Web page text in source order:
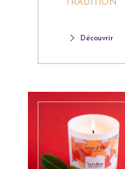
TRADITION
Découvrir